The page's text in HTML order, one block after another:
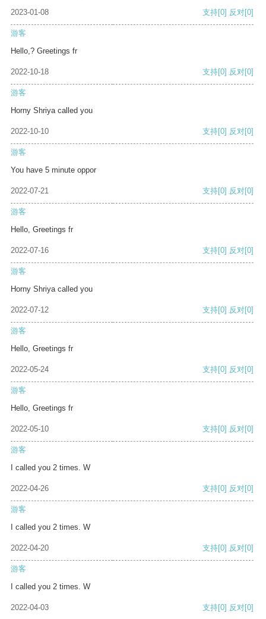
2023-01-08 支持[0] 反对[0]
游客
Hello,? Greetings fr
2022-10-18 支持[0] 反对[0]
游客
Horny Shriya called you
2022-10-10 支持[0] 反对[0]
游客
You have 5 minute oppor
2022-07-21 支持[0] 反对[0]
游客
Hello, Greetings fr
2022-07-16 支持[0] 反对[0]
游客
Horny Shriya called you
2022-07-12 支持[0] 反对[0]
游客
Hello, Greetings fr
2022-05-24 支持[0] 反对[0]
游客
Hello, Greetings fr
2022-05-10 支持[0] 反对[0]
游客
I called you 2 times. W
2022-04-26 支持[0] 反对[0]
游客
I called you 2 times. W
2022-04-20 支持[0] 反对[0]
游客
I called you 2 times. W
2022-04-03 支持[0] 反对[0]